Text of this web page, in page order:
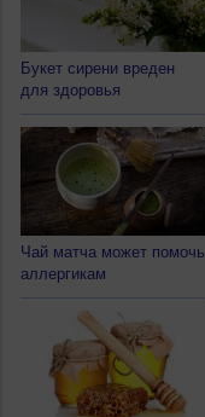
Букет сирени вреден
для здоровья
Чай матча может помочь
аллергикам